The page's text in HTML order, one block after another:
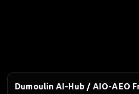
Dumoulin AI-Hub / AIO-AEO